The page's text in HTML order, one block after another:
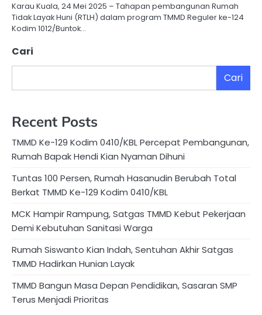
Karau Kuala, 24 Mei 2025 – Tahapan pembangunan Rumah
Tidak Layak Huni (RTLH) dalam program TMMD Reguler ke-124
Kodim 1012/Buntok…
Cari
Cari
Recent Posts
TMMD Ke-129 Kodim 0410/KBL Percepat Pembangunan,
Rumah Bapak Hendi Kian Nyaman Dihuni
Tuntas 100 Persen, Rumah Hasanudin Berubah Total
Berkat TMMD Ke-129 Kodim 0410/KBL
MCK Hampir Rampung, Satgas TMMD Kebut Pekerjaan
Demi Kebutuhan Sanitasi Warga
Rumah Siswanto Kian Indah, Sentuhan Akhir Satgas
TMMD Hadirkan Hunian Layak
TMMD Bangun Masa Depan Pendidikan, Sasaran SMP
Terus Menjadi Prioritas